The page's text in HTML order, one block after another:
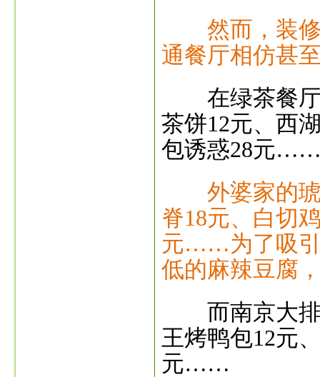
然而，装修
通餐厅相仿甚
在绿茶餐厅
茶饼12元、西
包诱惑28元
外婆家的
脊18元、白切
元……为了吸引
低的麻辣豆腐
而南京大排
王烤鸭包12元
元……